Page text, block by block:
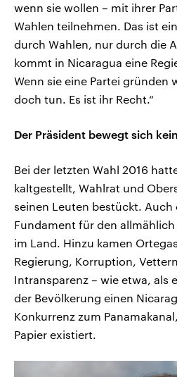
wenn sie wollen – mit ihrer
Wahlen teilnehmen. Das ist
durch Wahlen, nur durch die
kommt in Nicaragua eine
Wenn sie eine Partei gründen
doch tun. Es ist ihr Recht.“
Der Präsident bewegt sich
Bei der letzten Wahl 2016
kaltgestellt, Wahlrat und
seinen Leuten bestückt. Auch
Fundament für den
im Land. Hinzu kamen
Regierung, Korruption,
Intransparenz – wie etwa, als
der Bevölkerung einen
Konkurrenz zum
Papier existiert.